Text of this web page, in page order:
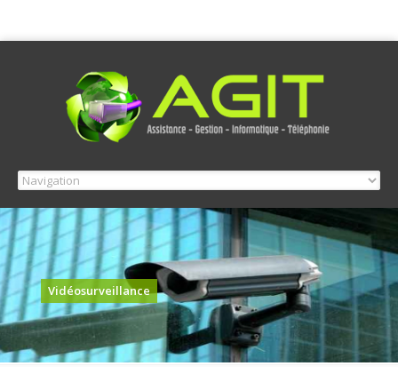
Vidéosurveillance